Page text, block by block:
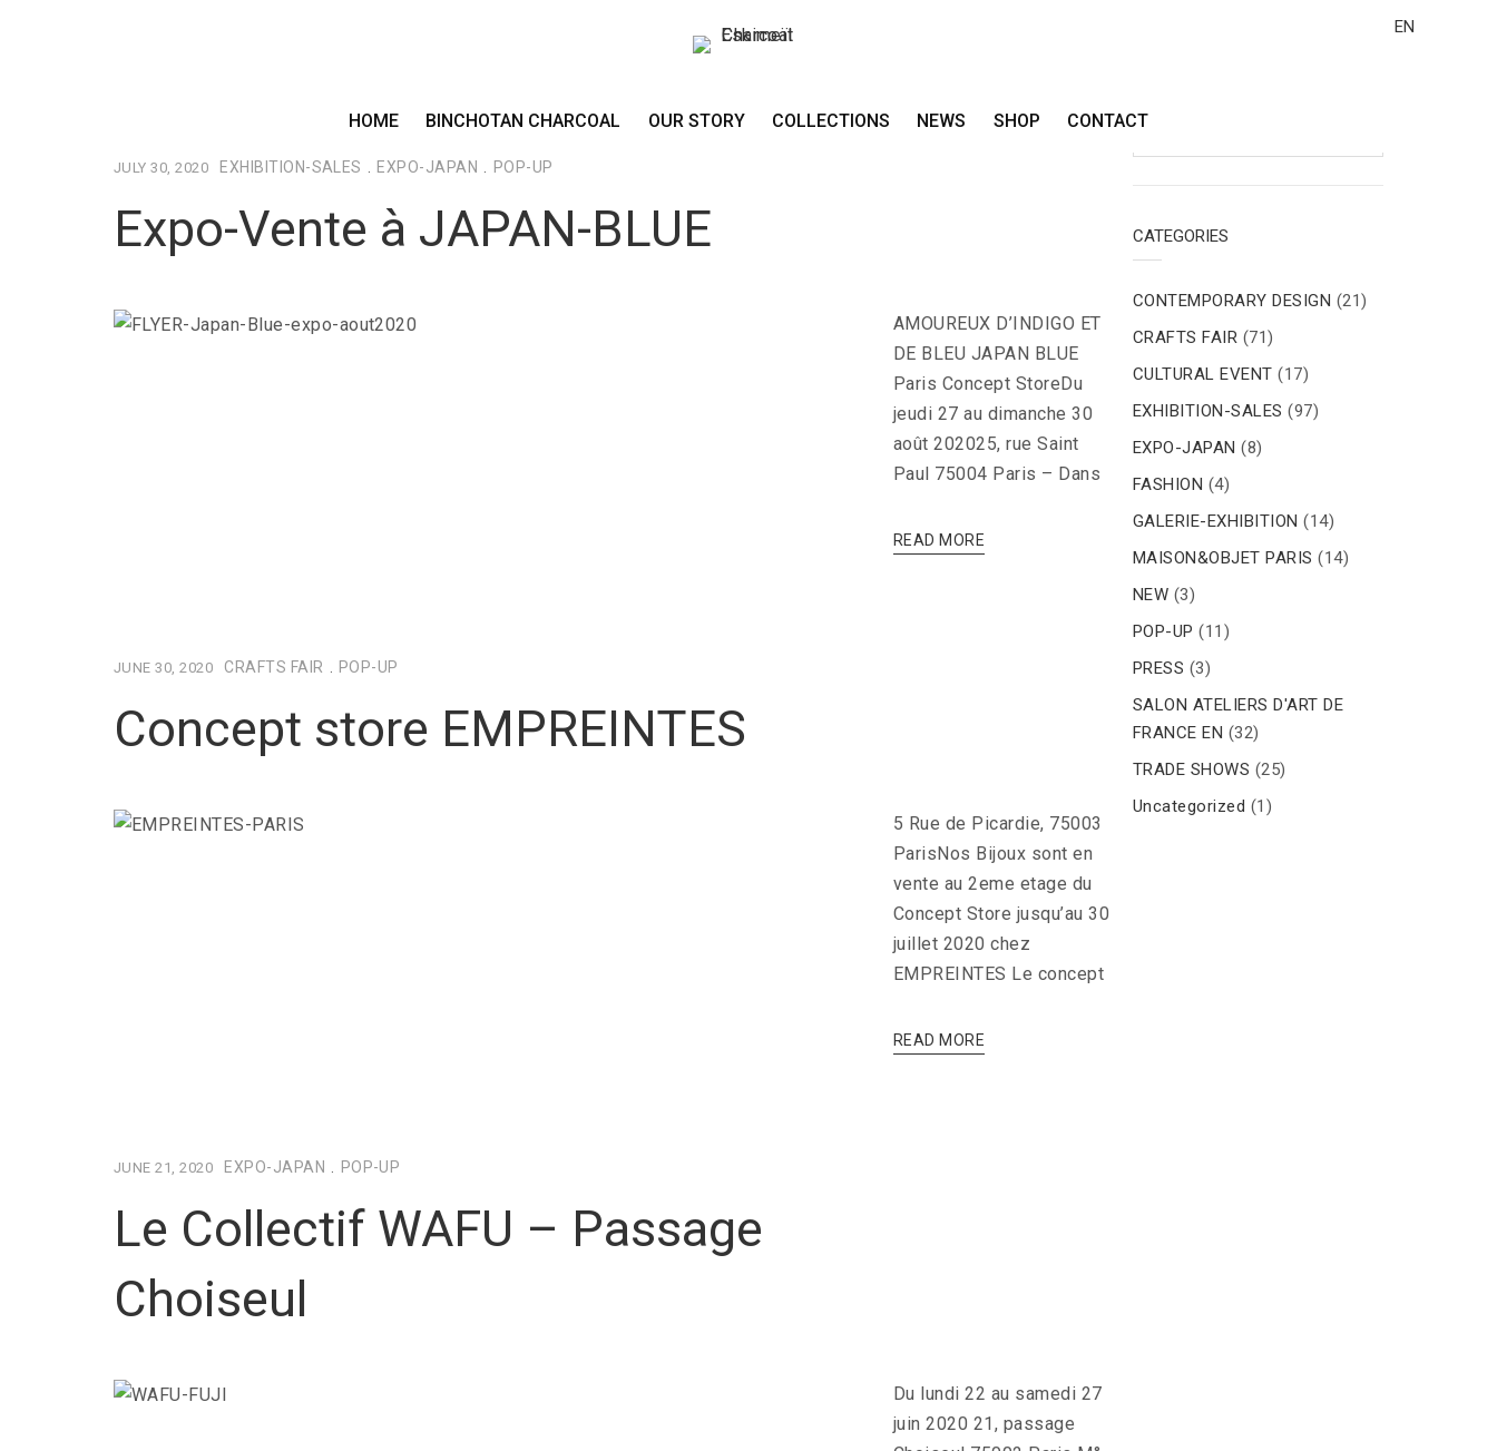
EN
HOME BINCHOTAN CHARCOAL OUR STORY COLLECTIONS NEWS SHOP CONTACT
POP-UP
JULY 30, 2020 EXHIBITION-SALES EXPO-JAPAN POP-UP
Expo-Vente à JAPAN-BLUE
AMOUREUX D’INDIGO ET
DE BLEU JAPAN BLUE
Paris Concept StoreDu
jeudi 27 au dimanche 30
août 202025, rue Saint
Paul 75004 Paris – Dans
READ MORE
JUNE 30, 2020 CRAFTS FAIR POP-UP
Concept store EMPREINTES
5 Rue de Picardie, 75003
ParisNos Bijoux sont en
vente au 2eme etage du
Concept Store jusqu’au 30
juillet 2020 chez
EMPREINTES Le concept
READ MORE
JUNE 21, 2020 EXPO-JAPAN POP-UP
Le Collectif WAFU – Passage
Choiseul
Du lundi 22 au samedi 27
juin 2020 21, passage
Search
CATEGORIES
CONTEMPORARY DESIGN (21)
CRAFTS FAIR (71)
CULTURAL EVENT (17)
EXHIBITION-SALES (97)
EXPO-JAPAN (8)
FASHION (4)
GALERIE-EXHIBITION (14)
MAISON&OBJET PARIS (14)
NEW (3)
POP-UP (11)
PRESS (3)
SALON ATELIERS D'ART DE
FRANCE EN (32)
TRADE SHOWS (25)
Uncategorized (1)